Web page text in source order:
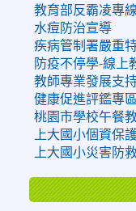
教育部反霸凌專
水痘防治宣導
疾病管制署嚴重
防疫不停學-線上
教師專業發展支
健康促進評鑑專區
桃園市學校午餐
上大國小個資保
上大國小災害防